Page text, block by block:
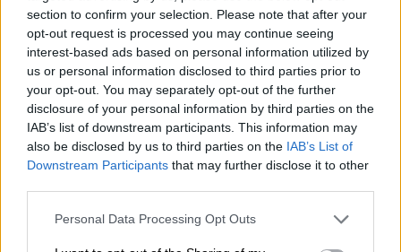
section to confirm your selection. Please note that after your
opt-out request is processed you may continue seeing
interest-based ads based on personal information utilized by
us or personal information disclosed to third parties prior to
your opt-out. You may separately opt-out of the further
disclosure of your personal information by third parties on the
IAB’s list of downstream participants. This information may
also be disclosed by us to third parties on the IAB’s List of
Downstream Participants that may further disclose it to other
Personal Data Processing Opt Outs
Ι.Σ. Λάρισας: Σύντομες οδηγίες προστασίας
από τον καύσωνα